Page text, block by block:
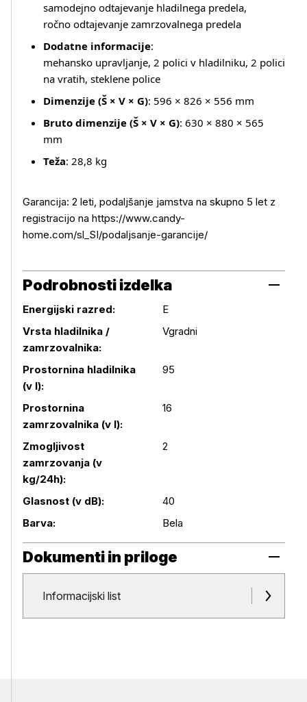
samodejno odtajevanje hladilnega predela,
ročno odtajevanje zamrzovalnega predela
Dodatne informacije:
mehansko upravljanje, 2 polici v hladilniku, 2 polici
na vratih, steklene police
Dimenzije (Š × V × G): 596 × 826 × 556 mm
Bruto dimenzije (Š × V × G): 630 × 880 × 565
mm
Teža: 28,8 kg
Garancija: 2 leti, podaljšanje jamstva na skupno 5 let z
registracijo na https://www.candy-
home.com/sl_SI/podaljsanje-garancije/
Podrobnosti izdelka
Podrobnosti izdelka
Energijski razred:
E
Vrsta hladilnika /
zamrzovalnika:
Vgradni
Prostornina hladilnika
(v l):
95
Prostornina
zamrzovalnika (v l):
16
Zmogljivost
zamrzovanja (v
kg/24h):
2
Glasnost (v dB):
40
Barva:
Bela
Dokumenti in priloge
Dokumenti in priloge
Informacijski list